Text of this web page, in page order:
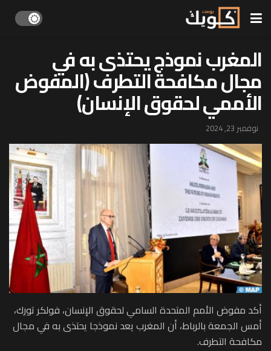
المغرب نموذج يحتذى به في
مجال مكافحة التطرف (المفوض
الأممي لحقوق الإنسان)
نوفمبر 23, 2024
أكد مفوض الأمم المتحدة السامي لحقوق الإنسان، فولكر تورك،
أمس الجمعة بالرباط، أن المغرب يعد نموذجا يحتذى به في مجال
مكافحة التطرف.